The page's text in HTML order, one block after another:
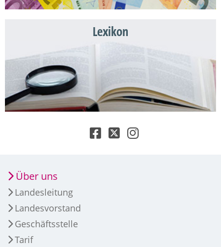
Lexikon
Über uns
Landesleitung
Landesvorstand
Geschäftsstelle
Tarif